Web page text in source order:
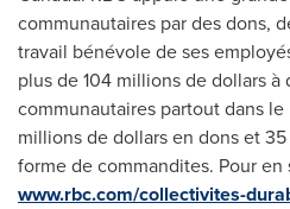
communautaires par des dons,
travail bénévole de ses
plus de 104 millions de dollars
communautaires partout dans
millions de dollars en dons et
forme de commandites. Pour en
www.rbc.com/collectivites-